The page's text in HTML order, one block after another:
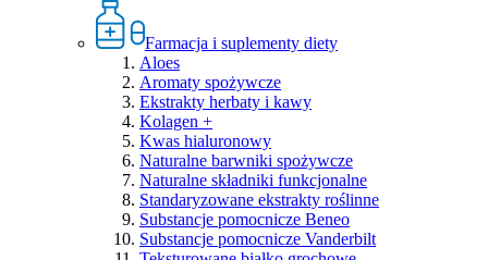
Farmacja i suplementy diety
Aloes
Aromaty spożywcze
Ekstrakty herbaty i kawy
Kolagen +
Kwas hialuronowy
Naturalne barwniki spożywcze
Naturalne składniki funkcjonalne
Standaryzowane ekstrakty roślinne
Substancje pomocnicze Beneo
Substancje pomocnicze Vanderbilt